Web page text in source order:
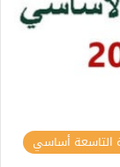
التاسعة أساسي